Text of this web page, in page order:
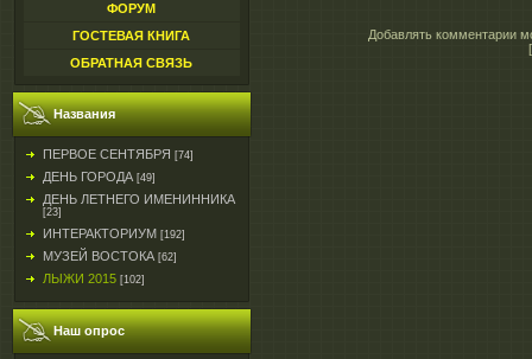
ФОРУМ
ГОСТЕВАЯ КНИГА
ОБРАТНАЯ СВЯЗЬ
Названия
ПЕРВОЕ СЕНТЯБРЯ [74]
ДЕНЬ ГОРОДА [49]
ДЕНЬ ЛЕТНЕГО ИМЕНИННИКА
[23]
ИНТЕРАКТОРИУМ [192]
МУЗЕЙ ВОСТОКА [62]
ЛЫЖИ 2015 [102]
Наш опрос
Добавлять комментарии